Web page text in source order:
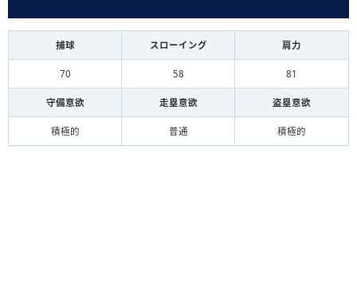
捕球 スローイング 肩力
70 58 81
守備意欲 走塁意欲 盗塁意欲
積極的 普通 積極的